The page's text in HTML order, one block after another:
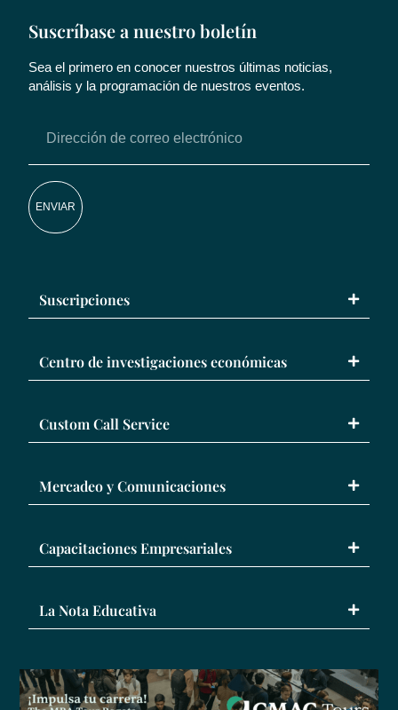
Suscríbase a nuestro boletín
Sea el primero en conocer nuestros últimas noticias,
análisis y la programación de nuestros eventos.
ENVIAR
Suscripciones
Centro de investigaciones económicas
Custom Call Service
Mercadeo y Comunicaciones
Capacitaciones Empresariales
La Nota Educativa